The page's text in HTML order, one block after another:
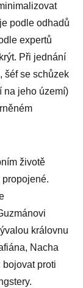
podle odhadů
expertů
Při jednání
šéf se schůzek
na jeho území)
životě
královnu
Nacha
bojovat proti